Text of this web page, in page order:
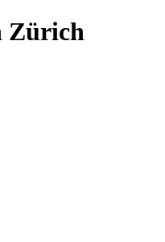
Zürich